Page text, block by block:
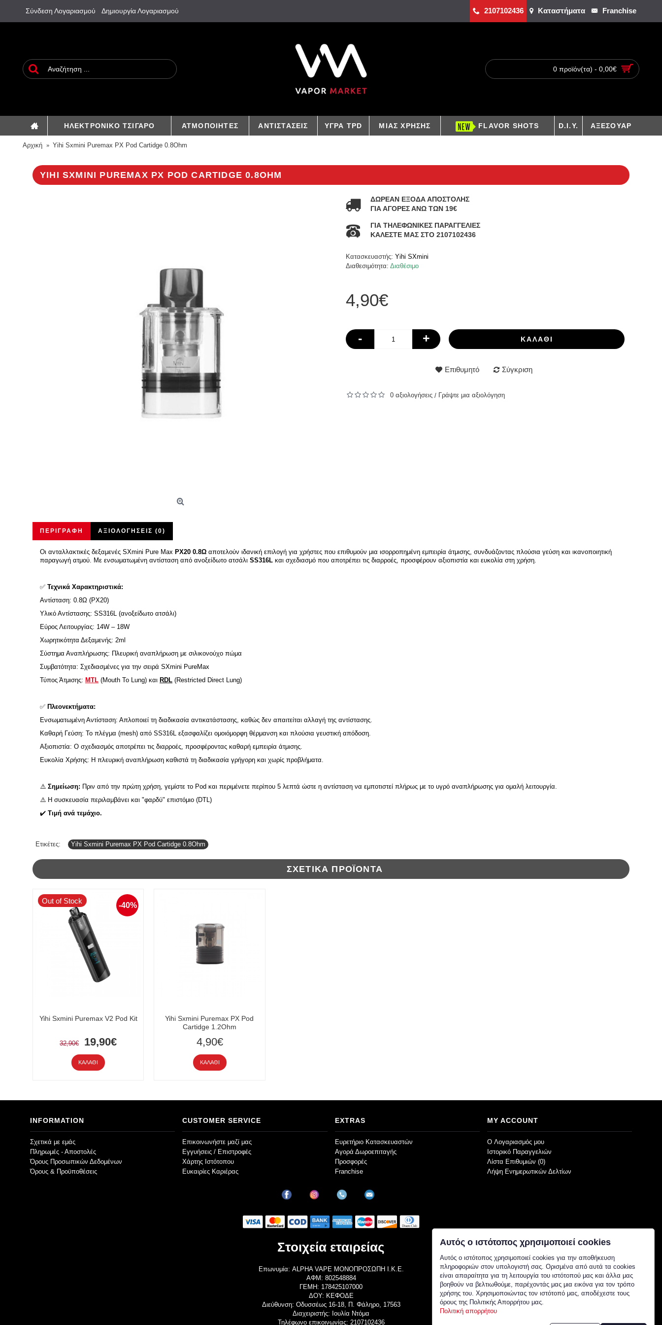
Σύνδεση Λογαριασμού Δημιουργία Λογαριασμού 2107102436 Καταστήματα Franchise
0 προϊόν(τα) - 0,00€
ΗΛΕΚΤΡΟΝΙΚΟ ΤΣΙΓΑΡΟ ΑΤΜΟΠΟΙΗΤΕΣ ΑΝΤΙΣΤΑΣΕΙΣ ΥΓΡΑ TPD ΜΙΑΣ ΧΡΗΣΗΣ FLAVOR SHOTS D.I.Y. ΑΞΕΣΟΥΑΡ
Αρχική Yihi Sxmini Puremax PX Pod Cartidge 0.8Ohm
YIHI SXMINI PUREMAX PX POD CARTIDGE 0.8OHM
ΔΩΡΕΑΝ ΕΞΟΔΑ ΑΠΟΣΤΟΛΗΣ
ΓΙΑ ΑΓΟΡΕΣ ΑΝΩ ΤΩΝ 19€
ΓΙΑ ΤΗΛΕΦΩΝΙΚΕΣ ΠΑΡΑΓΓΕΛΙΕΣ
ΚΑΛΕΣΤΕ ΜΑΣ ΣΤΟ 2107102436
Κατασκευαστής: Yihi SXmini
Διαθεσιμότητα: Διαθέσιμο
4,90€
- + ΚΑΛΆΘΙ
Επιθυμητό Σύγκριση
0 αξιολογήσεις / Γράψτε μια αξιολόγηση
ΠΕΡΙΓΡΑΦΉ ΑΞΙΟΛΟΓΉΣΕΙΣ (0)
Οι ανταλλακτικές δεξαμενές SXmini Pure Max PX20 0.8Ω αποτελούν ιδανική επιλογή για χρήστες που επιθυμούν μια ισορροπημένη εμπειρία άτμισης, συνδυάζοντας πλούσια γεύση και ικανοποιητική
παραγωγή ατμού. Με ενσωματωμένη αντίσταση από ανοξείδωτο ατσάλι SS316L και σχεδιασμό που αποτρέπει τις διαρροές, προσφέρουν αξιοπιστία και ευκολία στη χρήση.​
✅ Τεχνικά Χαρακτηριστικά:
Αντίσταση: 0.8Ω (PX20)
Υλικό Αντίστασης: SS316L (ανοξείδωτο ατσάλι)
Εύρος Λειτουργίας: 14W – 18W
Χωρητικότητα Δεξαμενής: 2ml
Σύστημα Αναπλήρωσης: Πλευρική αναπλήρωση με σιλικονούχο πώμα
Συμβατότητα: Σχεδιασμένες για την σειρά SXmini PureMax
Τύπος Άτμισης: MTL (Mouth To Lung) και RDL (Restricted Direct Lung)​
✅ Πλεονεκτήματα:
Ενσωματωμένη Αντίσταση: Απλοποιεί τη διαδικασία αντικατάστασης, καθώς δεν απαιτείται αλλαγή της αντίστασης.
Καθαρή Γεύση: Το πλέγμα (mesh) από SS316L εξασφαλίζει ομοιόμορφη θέρμανση και πλούσια γευστική απόδοση.
Αξιοπιστία: Ο σχεδιασμός αποτρέπει τις διαρροές, προσφέροντας καθαρή εμπειρία άτμισης.
Ευκολία Χρήσης: Η πλευρική αναπλήρωση καθιστά τη διαδικασία γρήγορη και χωρίς προβλήματα.​
⚠️ Σημείωση: Πριν από την πρώτη χρήση, γεμίστε το Pod και περιμένετε περίπου 5 λεπτά ώστε η αντίσταση να εμποτιστεί πλήρως με το υγρό αναπλήρωσης για ομαλή λειτουργία.
⚠️ Η συσκευασία περιλαμβάνει και "φαρδύ" επιστόμιο (DTL)
✔️ Τιμή ανά τεμάχιο.
Ετικέτες: Yihi Sxmini Puremax PX Pod Cartidge 0.8Ohm
ΣΧΕΤΙΚΆ ΠΡΟΪΌΝΤΑ
-40%
Out of Stock
Yihi Sxmini Puremax V2 Pod Kit
32,90€ 19,90€
ΚΑΛΆΘΙ
Yihi Sxmini Puremax PX Pod
Cartidge 1.2Ohm
4,90€
ΚΑΛΆΘΙ
INFORMATION
Σχετικά με εμάς
Πληρωμές - Αποστολές
Όρους Προσωπικών Δεδομένων
Όρους & Προϋποθέσεις
CUSTOMER SERVICE
Επικοινωνήστε μαζί μας
Εγγυήσεις / Επιστροφές
Χάρτης Ιστότοπου
Ευκαιρίες Καριέρας
EXTRAS
Ευρετήριο Κατασκευαστών
Αγορά Δωροεπιταγής
Προσφορές
Franchise
MY ACCOUNT
O Λογαριασμός μου
Ιστορικό Παραγγελιών
Λίστα Επιθυμιών (0)
Λήψη Ενημερωτικών Δελτίων
Στοιχεία εταιρείας
Επωνυμία: ALPHA VAPE ΜΟΝΟΠΡΟΣΩΠΗ Ι.Κ.Ε.
ΑΦΜ: 802548884
ΓΕΜΗ: 178425107000
ΔΟΥ: ΚΕΦΟΔΕ
Διεύθυνση: Οδυσσέως 16-18, Π. Φάληρο, 17563
Διαχειριστής: Ιουλία Ντόμα
Τηλέφωνο επικοινωνίας: 2107102436
Αυτός ο ιστότοπος χρησιμοποιεί cookies
Αυτός ο ιστότοπος χρησιμοποιεί cookies για την αποθήκευση
πληροφοριών στον υπολογιστή σας. Ορισμένα από αυτά τα cookies
είναι απαραίτητα για τη λειτουργία του ιστότοπού μας και άλλα μας
βοηθούν να βελτιωθούμε, παρέχοντάς μας μια εικόνα για τον τρόπο
χρήσης του. Χρησιμοποιώντας τον ιστότοπό μας, αποδέχεστε τους
όρους της Πολιτικής Απορρήτου μας.
Πολιτική απορρήτου